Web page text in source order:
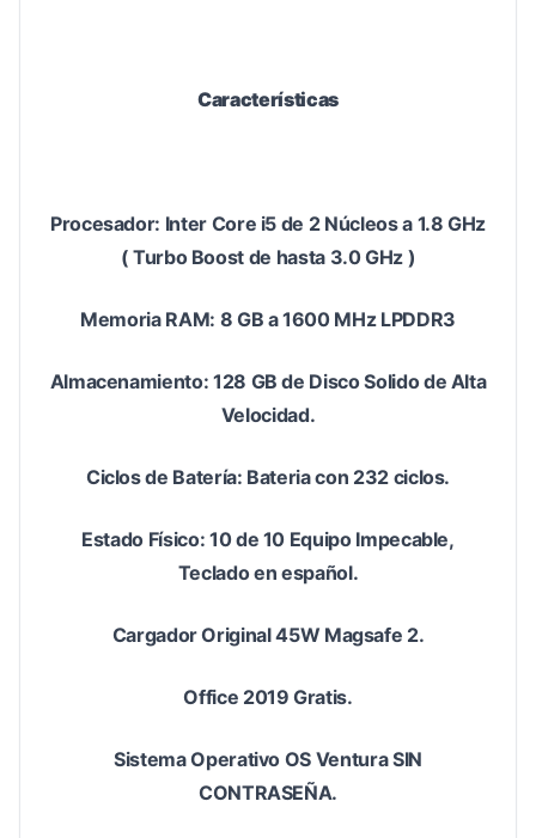
Características
Procesador: Inter Core i5 de 2 Núcleos a 1.8 GHz
( Turbo Boost de hasta 3.0 GHz )
Memoria RAM: 8 GB a 1600 MHz LPDDR3
Almacenamiento: 128 GB de Disco Solido de Alta
Velocidad.
Ciclos de Batería: Bateria con 232 ciclos.
Estado Físico: 10 de 10 Equipo Impecable,
Teclado en español.
Cargador Original 45W Magsafe 2.
Office 2019 Gratis.
Sistema Operativo OS Ventura SIN
CONTRASEÑA.